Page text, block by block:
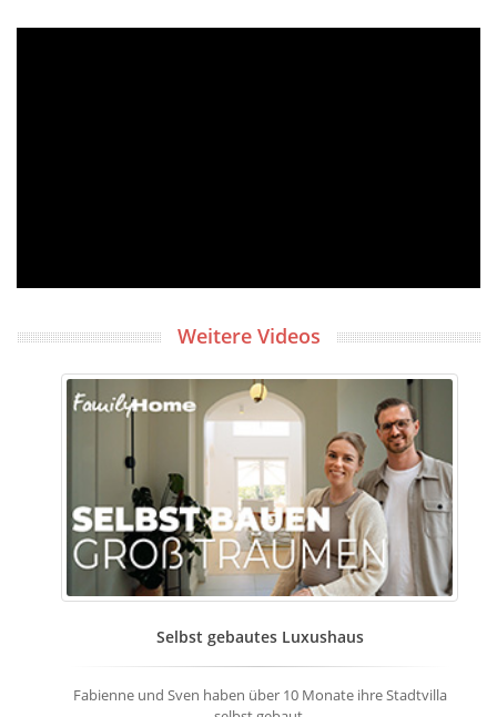
Weitere Videos
Selbst gebautes Luxushaus
Fabienne und Sven haben über 10 Monate ihre Stadtvilla